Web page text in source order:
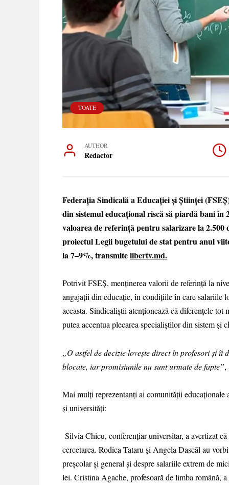
TOATE
AUTHOR
Redactor
Federația Sindicală a Educației și Științei
din sistemul educațional riscă să piardă bani
valoarea de referință pentru salarizare la 2.500
proiectul Legii bugetului de stat pentru anul
la 7–9%, transmitelibertv.md.
Potrivit FSEȘ, menținerea valorii de referință la
angajații din educație, în condițiile în care salariile
aceasta. Sindicaliștii atenționează că diferențele
putea accentua plecarea specialiștilor din sistem
„O astfel de decizie lovește direct în profesori și
blocate, iar promisiunile nu sunt urmate de fapte”,
Mai mulți reprezentanți ai comunității
și universități:
Silvia Chicu, conferențiar universitar, a avertizat
cercetarea. Rodica Tataru și Angela Dascăl au
preșcolar și general și despre salariile extrem de
lei. Cristina Agache, profesoară de limba română,